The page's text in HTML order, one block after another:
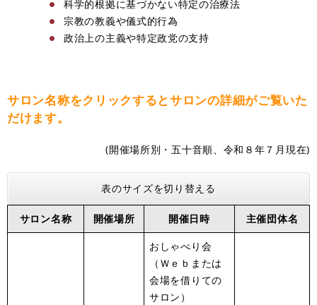
科学的根拠に基づかない特定の治療法
宗教の教義や儀式的行為
政治上の主義や特定政党の支持
サロン名称をクリックするとサロンの詳細がご覧いた
だけます。
(開催場所別・五十音順、令和８年７月現在)
表のサイズを切り替える
サロン名称 開催場所 開催日時 主催団体名
おしゃべり会
（Ｗｅｂまたは
会場を借りての
サロン）